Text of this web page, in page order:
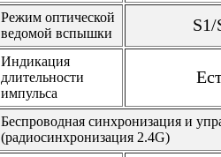
Режим оптической
ведомой вспышки
S1/
Индикация
длительности
импульса
Беспроводная синхронизация и
(радиосинхронизация 2.4G)